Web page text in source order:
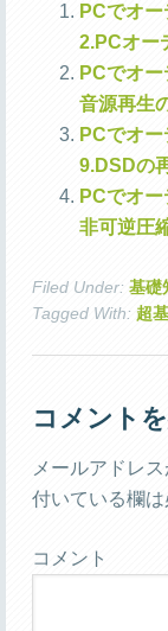
PCでオ
2.PCオー
PCでオ
音源再生
PCでオ
9.DSDの
PCでオ
非可逆圧
Filed Under: 基礎
Tagged With: 超
コメント
メールアドレ
付いている欄
コメント